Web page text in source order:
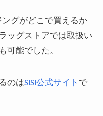
ングがどこで買えるか
ッグストアでは取扱い
可能でした。
のはSISI公式サイト で